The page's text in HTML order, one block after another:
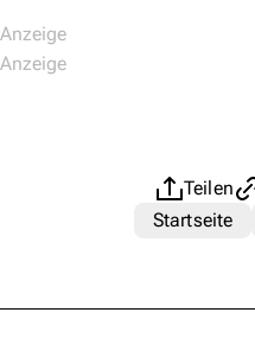
Teilen
Startseite